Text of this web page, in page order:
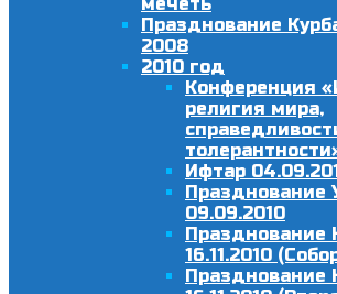
Празднование
2008
2010 год
Конференция
религия мира,
Ифтар
Празднование
09.09.2010
Празднование
16.11.2010
Празднование